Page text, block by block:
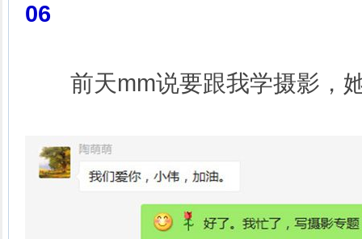
06
前天mm说要跟我学摄影，